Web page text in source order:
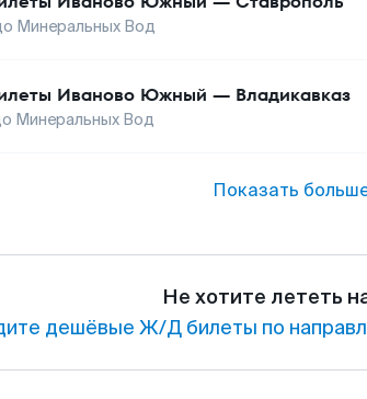
Минеральных Вод
Иваново Южный — Владикавказ
Минеральных Вод
Показать
Не хотите лететь
дешёвые Ж/Д билеты по